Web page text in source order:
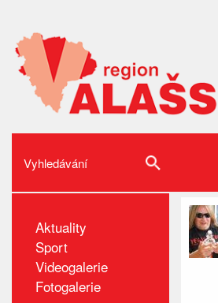
Aktuality
Sport
Videogalerie
Fotogalerie